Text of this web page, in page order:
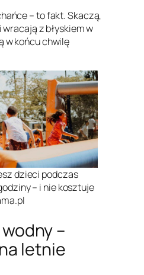
– to fakt. Skaczą,
z błyskiem w
w końcu chwilę
dzieci podczas
– i nie kosztuje
–
letnie